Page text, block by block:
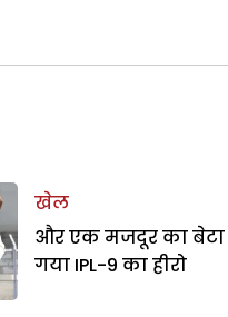
खेल
और एक मजदूर का
गया IPL-9 का हीरो